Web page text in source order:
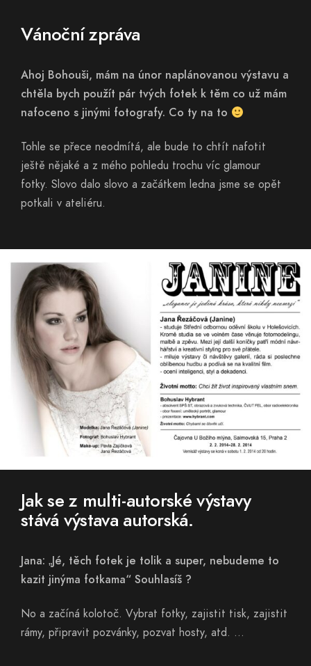
Vánoční zpráva
Ahoj Bohouši, mám na únor naplánovanou výstavu a
chtěla bych použít pár tvých fotek k těm co už mám
nafoceno s jinými fotografy. Co ty na to
Tohle se přece neodmítá, ale bude to chtít nafotit
ještě nějaké a z mého pohledu trochu víc glamour
fotky. Slovo dalo slovo a začátkem ledna jsme se opět
potkali v ateliéru.
Jak se z multi-autorské výstavy
stává výstava autorská.
Jana: „Jé, těch fotek je tolik a super, nebudeme to
kazit jinýma fotkama“ Souhlasíš ?
No a začíná kolotoč. Vybrat fotky, zajistit tisk, zajistit
rámy, připravit pozvánky, pozvat hosty, atd. …